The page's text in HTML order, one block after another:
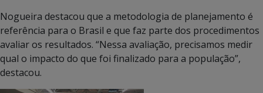
Nogueira destacou que a metodologia de planejamento é
referência para o Brasil e que faz parte dos procedimentos
avaliar os resultados. “Nessa avaliação, precisamos medir
qual o impacto do que foi finalizado para a população”,
destacou.